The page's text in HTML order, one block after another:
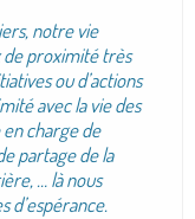
notre vie
de proximité très
ou d’actions
avec la vie des
charge de
partage de la
… là nous
d’espérance.